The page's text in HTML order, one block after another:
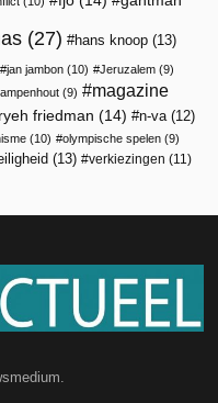
(27) hans knoop (13)
jan jambon (10) Jeruzalem (9)
(9)
magazine
friedman (14) n-va (12)
(10) olympische spelen (9)
(13) verkiezingen (11)